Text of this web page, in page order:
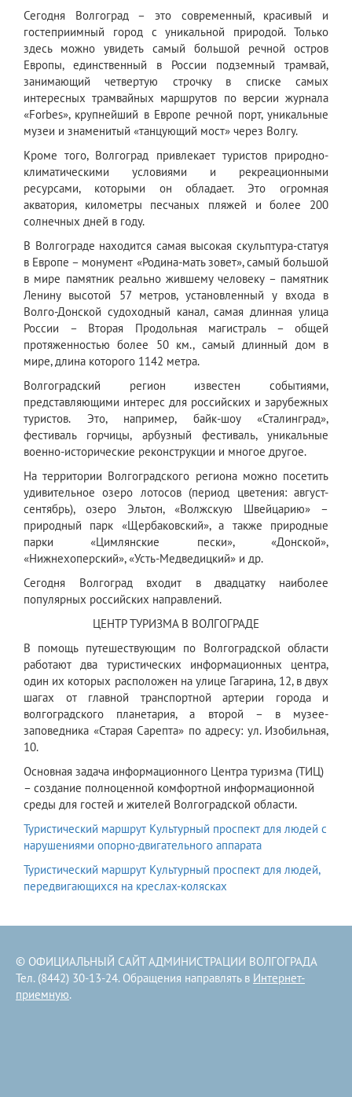
Сегодня Волгоград – это современный, красивый и
гостеприимный город с уникальной природой. Только
здесь можно увидеть самый большой речной остров
Европы, единственный в России подземный трамвай,
занимающий четвертую строчку в списке самых
интересных трамвайных маршрутов по версии журнала
«Forbes», крупнейший в Европе речной порт, уникальные
музеи и знаменитый «танцующий мост» через Волгу.
Кроме того, Волгоград привлекает туристов природно-
климатическими условиями и рекреационными
ресурсами, которыми он обладает. Это огромная
акватория, километры песчаных пляжей и более 200
солнечных дней в году.
В Волгограде находится самая высокая скульптура-статуя
в Европе – монумент «Родина-мать зовет», самый большой
в мире памятник реально жившему человеку – памятник
Ленину высотой 57 метров, установленный у входа в
Волго-Донской судоходный канал, самая длинная улица
России – Вторая Продольная магистраль – общей
протяженностью более 50 км., самый длинный дом в
мире, длина которого 1142 метра.
Волгоградский регион известен событиями,
представляющими интерес для российских и зарубежных
туристов. Это, например, байк-шоу «Сталинград»,
фестиваль горчицы, арбузный фестиваль, уникальные
военно-исторические реконструкции и многое другое.
На территории Волгоградского региона можно посетить
удивительное озеро лотосов (период цветения: август-
сентябрь), озеро Эльтон, «Волжскую Швейцарию» –
природный парк «Щербаковский», а также природные
парки «Цимлянские пески», «Донской»,
«Нижнехоперский», «Усть-Медведицкий» и др.
Сегодня Волгоград входит в двадцатку наиболее
популярных российских направлений.
ЦЕНТР ТУРИЗМА В ВОЛГОГРАДЕ
В помощь путешествующим по Волгоградской области
работают два туристических информационных центра,
один их которых расположен на улице Гагарина, 12, в двух
шагах от главной транспортной артерии города и
волгоградского планетария, а второй – в музее-
заповедника «Старая Сарепта» по адресу: ул. Изобильная,
10.
Основная задача информационного Центра туризма (ТИЦ)
– создание полноценной комфортной информационной
среды для гостей и жителей Волгоградской области.
Туристический маршрут Культурный проспект для людей с
нарушениями опорно-двигательного аппарата
Туристический маршрут Культурный проспект для людей,
передвигающихся на креслах-колясках
© ОФИЦИАЛЬНЫЙ САЙТ АДМИНИСТРАЦИИ ВОЛГОГРАДА
Тел. (8442) 30-13-24. Обращения направлять в Интернет-
приемную.